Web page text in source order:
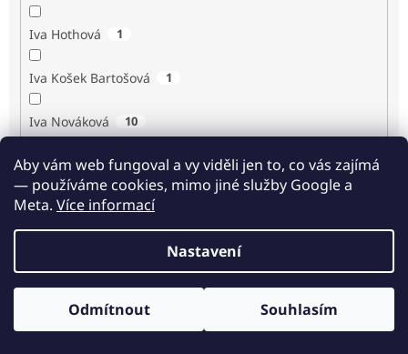
Aby vám web fungoval a vy viděli jen to, co vás zajímá
— používáme cookies, mimo jiné služby Google a
Meta. Více informací
Nastavení
Odmítnout Souhlasím
Iva Hothová 1
Iva Košek Bartošová 1
Iva Nováková 10
Iva Procházková 1
Ivan Renč 1
Odběr novinek